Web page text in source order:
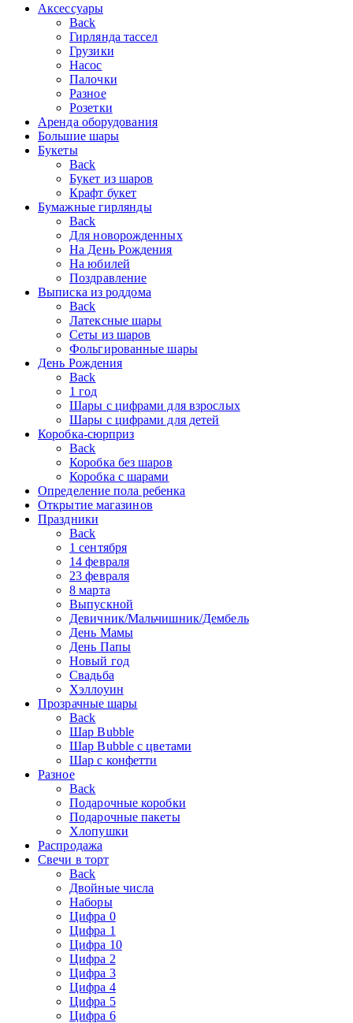
Аксессуары
Back
Гирлянда тассел
Грузики
Насос
Палочки
Разное
Розетки
Аренда оборудования
Большие шары
Букеты
Back
Букет из шаров
Крафт букет
Бумажные гирлянды
Back
Для новорожденных
На День Рождения
На юбилей
Поздравление
Выписка из роддома
Back
Латексные шары
Сеты из шаров
Фольгированные шары
День Рождения
Back
1 год
Шары с цифрами для взрослых
Шары с цифрами для детей
Коробка-сюрприз
Back
Коробка без шаров
Коробка с шарами
Определение пола ребенка
Открытие магазинов
Праздники
Back
1 сентября
14 февраля
23 февраля
8 марта
Выпускной
Девичник/Мальчишник/Дембель
День Мамы
День Папы
Новый год
Свадьба
Хэллоуин
Прозрачные шары
Back
Шар Bubble
Шар Bubble с цветами
Шар с конфетти
Разное
Back
Подарочные коробки
Подарочные пакеты
Хлопушки
Распродажа
Свечи в торт
Back
Двойные числа
Наборы
Цифра 0
Цифра 1
Цифра 10
Цифра 2
Цифра 3
Цифра 4
Цифра 5
Цифра 6